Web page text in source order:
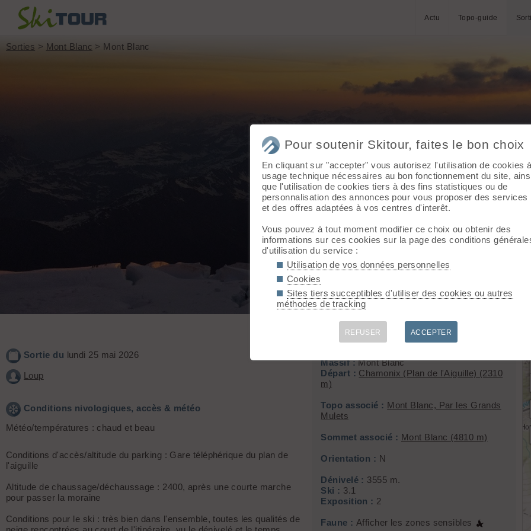
Actu Topo-guide
Sorties > Mont Blanc > Mont Blanc
Massif :Mont Blanc
Départ : Chamonix (Plan de l'Aiguille) (2310
m)
Topo associé : Mont Blanc, Par les Grands
Mulets
Sommet associé : Mont Blanc (4810 m)
Orientation : N
Dénivelé : 3555 m.
Ski : 3.1
Exposition : 2
Faune : Afficher les zones sensibles
Sortie du lundi 25 mai 2026
Loup
Conditions nivologiques, accès & météo
Météo/températures : chaud et beau
Conditions d'accès/altitude du parking : Gare téléphérique du plan de
l'aiguille
Altitude de chaussage/déchaussage : 2400, après une courte marche
pour passer la moraine
Conditions pour le ski : très bien dans l'ensemble, toutes les qualités de
Pour soutenir Skitour, faites le bon choix
En cliquant sur "accepter" vous autorisez l'utilisation de cookies
usage technique nécessaires au bon fonctionnement du site,
que l'utilisation de cookies tiers à des fins statistiques ou de
personnalisation des annonces pour vous proposer des services
et des offres adaptées à vos centres d'interêt.
Vous pouvez à tout moment modifier ce choix ou obtenir des
informations sur ces cookies sur la page des conditions
d'utilisation du service :
Utilisation de vos données personnelles
Cookies
Sites tiers succeptibles d'utiliser des cookies ou autres
méthodes de tracking
REFUSER ACCEPTER